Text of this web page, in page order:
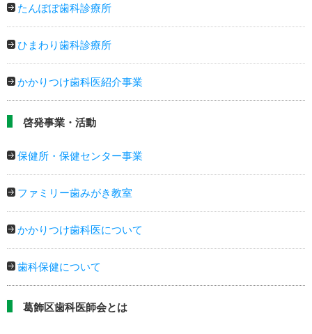
たんぽぽ歯科診療所
ひまわり歯科診療所
かかりつけ歯科医紹介事業
啓発事業・活動
保健所・保健センター事業
ファミリー歯みがき教室
かかりつけ歯科医について
歯科保健について
葛飾区歯科医師会とは